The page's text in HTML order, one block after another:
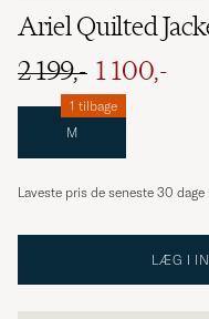
Ariel Quilted
2 199,- 1 100,-
M
1 tilbage
Laveste pris de seneste 30
LÆG I